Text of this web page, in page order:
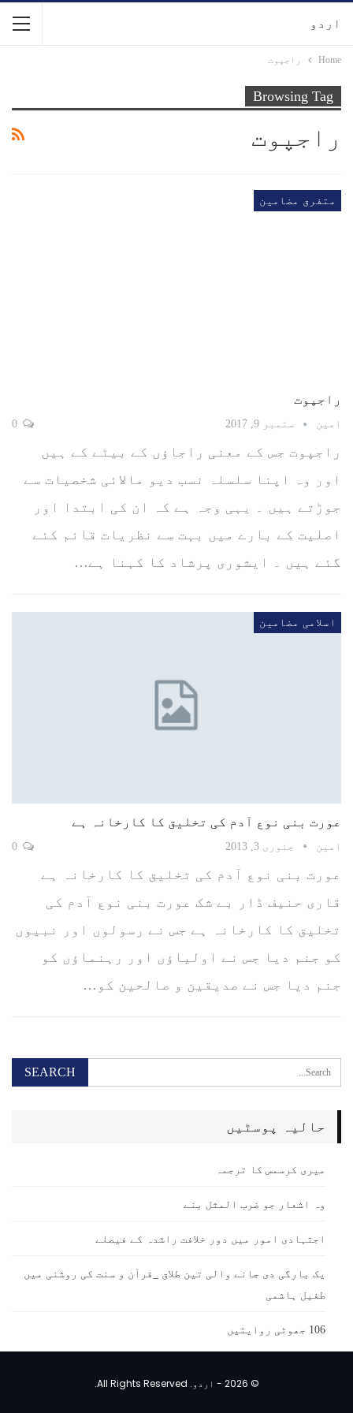
اردو
Home راجپوت
Browsing Tag
راجپوت
متفرق مضامین
راجپوت
امین ستمبر 9, 2017
راجپوت جس کے معنی راجاؤں کے بیٹے کے ہیں
اور وہ اپنا سلسلہ نسب دیو مالائی شخصیات سے
جوڑتے ہیں ۔ یہی وجہ ہے کہ ان کی ابتدا اور
اصلیت کے بارے میں بہت سے نظریات قائم کئے
گئے ہیں ۔ ایشوری پرشاد کا کہنا ہے…
اسلامی مضامین
عورت بنی نوع آدم کی تخلیق کا کارخانہ ہے
امین جنوری 3, 2013
عورت بنی نوع آدم کی تخلیق کا کارخانہ ہے
قاری حنیف ڈار بے شک عورت بنی نوع آدم کی
تخلیق کا کارخانہ ہے جس نے رسولوں اور نبیوں
کو جنم دیا جس نے اولیاؤں اور رہنماؤں کو
جنم دیا جس نے صدیقین و صالحین کو…
حالیہ پوسٹیں
میری کرسمس کا ترجمہ
وہ اشعار جو ضرب المثل بنے
اجتہادی امور میں دور خلافت راشدہ کے فیصلے
یک بارگی دی جانے والی تین طلاق _قرآن و سنت کی روشنی میں
طفیل ہاشمی
106 جھوٹی روایتیں
© 2026 - اردو. All Rights Reserved.